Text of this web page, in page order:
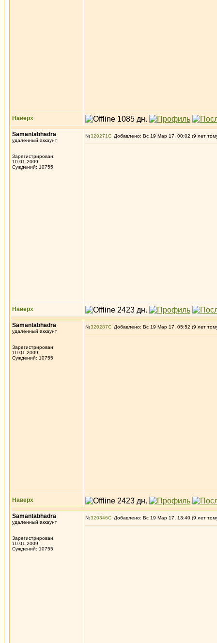
Наверх
Samantabhadra
удаленный аккаунт
Зарегистрирован:
10.01.2009
Суждений: 10755
№320271 Добавлено: Вс 19 Мар 17, 00:02 (9 лет
Наверх
Samantabhadra
удаленный аккаунт
Зарегистрирован:
10.01.2009
Суждений: 10755
№320287 Добавлено: Вс 19 Мар 17, 05:52 (9 лет
Наверх
Samantabhadra
удаленный аккаунт
Зарегистрирован:
10.01.2009
Суждений: 10755
№320346 Добавлено: Вс 19 Мар 17, 13:40 (9 лет